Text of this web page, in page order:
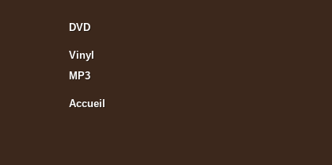
DVD
Vinyl
MP3
Accueil